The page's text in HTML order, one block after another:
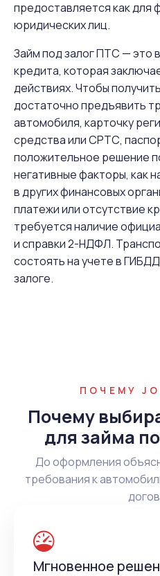
предоставляется как для
юридических лиц.
Займ под залог ПТС — это
кредита, которая
действиях. Чтобы
достаточно предъявить
автомобиля, карточку
средства или СРТС,
положительное решение
негативные факторы, как
в других финансовых
платежи или отсутствие
требуется наличие
и справки 2-НДФЛ.
состоять на учете в
залоге.
ПОЧЕМУ
Почему
для займа
До оформления
требования к
Мгновенное